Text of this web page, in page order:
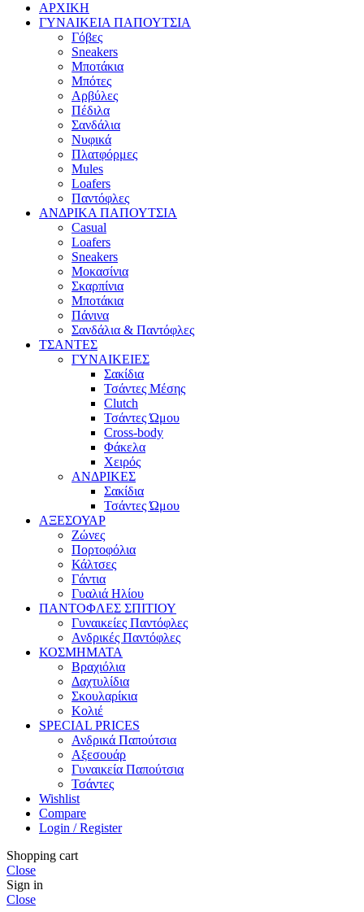
ΑΡΧΙΚΗ
ΓΥΝΑΙΚΕΙΑ ΠΑΠΟΥΤΣΙΑ
Γόβες
Sneakers
Μποτάκια
Μπότες
Αρβύλες
Πέδιλα
Σανδάλια
Νυφικά
Πλατφόρμες
Mules
Loafers
Παντόφλες
ΑΝΔΡΙΚΑ ΠΑΠΟΥΤΣΙΑ
Casual
Loafers
Sneakers
Μοκασίνια
Σκαρπίνια
Μποτάκια
Πάνινα
Σανδάλια & Παντόφλες
ΤΣΑΝΤΕΣ
ΓΥΝΑΙΚΕΙΕΣ
Σακίδια
Τσάντες Μέσης
Clutch
Τσάντες Ώμου
Cross-body
Φάκελα
Χειρός
ΑΝΔΡΙΚΕΣ
Σακίδια
Τσάντες Ώμου
ΑΞΕΣΟΥΑΡ
Ζώνες
Πορτοφόλια
Κάλτσες
Γάντια
Γυαλιά Ηλίου
ΠΑΝΤΟΦΛΕΣ ΣΠΙΤΙΟΥ
Γυναικείες Παντόφλες
Ανδρικές Παντόφλες
ΚΟΣΜΗΜΑΤΑ
Βραχιόλια
Δαχτυλίδια
Σκουλαρίκια
Κολιέ
SPECIAL PRICES
Ανδρικά Παπούτσια
Αξεσουάρ
Γυναικεία Παπούτσια
Τσάντες
Wishlist
Compare
Login / Register
Shopping cart
Close
Sign in
Close